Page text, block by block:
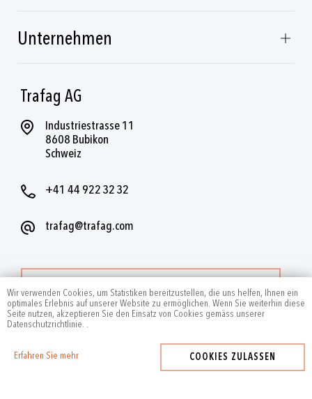
Wir verwenden Cookies, um Statistiken bereitzustellen, die uns helfen, Ihnen ein
optimales Erlebnis auf unserer Website zu ermöglichen. Wenn Sie weiterhin diese
Seite nutzen, akzeptieren Sie den Einsatz von Cookies gemäss unserer
Datenschutzrichtlinie.
Erfahren Sie mehr
.
COOKIES ZULASSEN
Trafag AG
Industriestrasse 11
8608 Bubikon
Schweiz
+41 44 922 32 32
trafag@trafag.com
WEITERE KONTAKTE
Unternehmen